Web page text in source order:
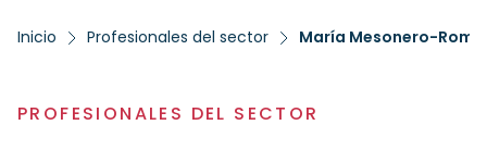
Inicio Profesionales del sector María Mesonero-
PROFESIONALES DEL SECTOR